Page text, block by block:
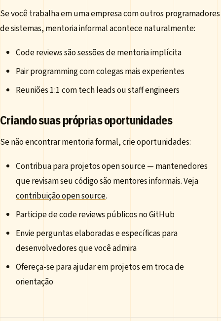
Se você trabalha em uma empresa com outros programadores
de sistemas, mentoria informal acontece naturalmente:
Code reviews são sessões de mentoria implícita
Pair programming com colegas mais experientes
Reuniões 1:1 com tech leads ou staff engineers
Criando suas próprias oportunidades
Se não encontrar mentoria formal, crie oportunidades:
Contribua para projetos open source — mantenedores
que revisam seu código são mentores informais. Veja
contribuição open source.
Participe de code reviews públicos no GitHub
Envie perguntas elaboradas e específicas para
desenvolvedores que você admira
Ofereça-se para ajudar em projetos em troca de
orientação